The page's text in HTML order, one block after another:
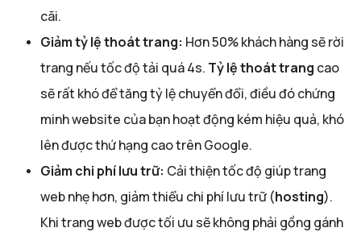
cãi.
Giảm tỷ lệ thoát trang: Hơn 50% khách hàng sẽ rời
trang nếu tốc độ tải quá 4s. Tỷ lệ thoát trang cao
sẽ rất khó để tăng tỷ lệ chuyển đổi, điều đó chứng
minh website của bạn hoạt động kém hiệu quả, khó
lên được thứ hạng cao trên Google.
Giảm chi phí lưu trữ: Cải thiện tốc độ giúp trang
web nhẹ hơn, giảm thiểu chi phí lưu trữ (hosting).
Khi trang web được tối ưu sẽ không phải gồng gánh